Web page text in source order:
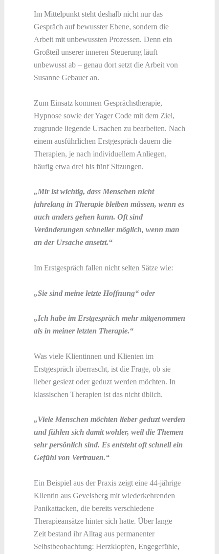
Im Mittelpunkt steht deshalb nicht nur das
Gespräch auf bewusster Ebene, sondern die
Arbeit mit unbewussten Prozessen. Denn ein
Großteil unserer inneren Steuerung läuft
unbewusst ab – genau dort setzt die Arbeit von
Susanne Gebauer an.
Zum Einsatz kommen Gesprächstherapie,
Hypnose sowie der Yager Code mit dem Ziel,
zugrunde liegende Ursachen zu bearbeiten. Nach
einem ausführlichen Erstgespräch dauern die
Therapien, je nach individuellem Anliegen,
häufig etwa drei bis fünf Sitzungen.
„Mir ist wichtig, dass Menschen nicht
jahrelang in Therapie bleiben müssen, wenn es
auch anders gehen kann. Oft sind
Veränderungen schneller möglich, wenn man
an der Ursache ansetzt.“
Im Erstgespräch fallen nicht selten Sätze wie:
„Sie sind meine letzte Hoffnung“ oder
„Ich habe im Erstgespräch mehr mitgenommen
als in meiner letzten Therapie.“
Was viele Klientinnen und Klienten im
Erstgespräch überrascht, ist die Frage, ob sie
lieber gesiezt oder geduzt werden möchten. In
klassischen Therapien ist das nicht üblich.
„Viele Menschen möchten lieber geduzt werden
und fühlen sich damit wohler, weil die Themen
sehr persönlich sind. Es entsteht oft schnell ein
Gefühl von Vertrauen.“
Ein Beispiel aus der Praxis zeigt eine 44-jährige
Klientin aus Gevelsberg mit wiederkehrenden
Panikattacken, die bereits verschiedene
Therapieansätze hinter sich hatte. Über lange
Zeit bestand ihr Alltag aus permanenter
Selbstbeobachtung: Herzklopfen, Engegefühle,